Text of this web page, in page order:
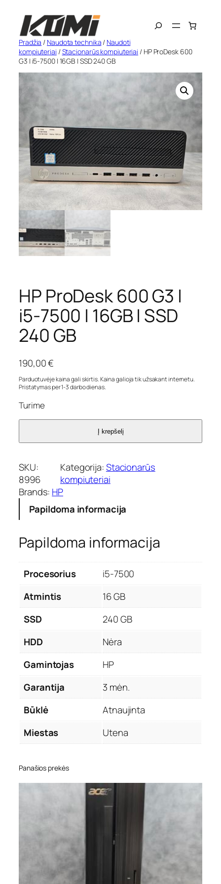
turinio
Search
Pradžia / Naudota technika / Naudoti
kompiuteriai /Stacionarūs kompiuteriai / HP ProDesk 600
G3 | i5-7500 | 16GB | SSD 240 GB
HP ProDesk 600 G3 |
i5-7500 | 16GB | SSD
240 GB
190,00€
Parduotuvėje kaina gali skirtis. Kaina galioja tik užsakant internetu.
Pristatymas per 1-3 darbo dienas.
Turime
Į krepšelį
SKU:
8996
Kategorija:Stacionarūs
kompiuteriai
Brands: HP
Papildoma informacija
Papildoma informacija
Procesorius
i5-7500
Atmintis
16 GB
SSD
240 GB
HDD
Nėra
Gamintojas
HP
Garantija
3 mėn.
Būklė
Atnaujinta
Miestas
Utena
Panašios prekės